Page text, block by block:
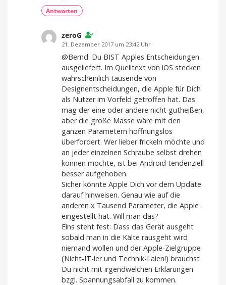
Antworten
zeroG
21. Dezember 2017 um 23:42 Uhr
@Bernd: Du BIST Apples Entscheidungen
ausgeliefert. Im Quelltext von iOS stecken
wahrscheinlich tausende von
Designentscheidungen, die Apple für Dich
als Nutzer im Vorfeld getroffen hat. Das
mag der eine oder andere nicht gutheißen,
aber die große Masse wäre mit den
ganzen Parametern hoffnungslos
überfordert. Wer lieber frickeln möchte und
an jeder einzelnen Schraube selbst drehen
können möchte, ist bei Android tendenziell
besser aufgehoben.
Sicher könnte Apple Dich vor dem Update
darauf hinweisen. Genau wie auf die
anderen x Tausend Parameter, die Apple
eingestellt hat. Will man das?
Eins steht fest: Dass das Gerät ausgeht
sobald man in die Kälte rausgeht wird
niemand wollen und der Apple-Zielgruppe
(Nicht-IT-ler und Technik-Laien!) brauchst
Du nicht mit irgendwelchen Erklärungen
bzgl. Spannungsabfall zu kommen.